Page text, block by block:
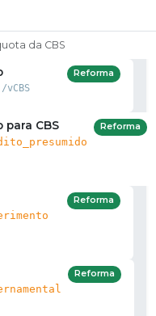
da CBS
/vCBS
Reforma
para CBS Reforma
Reforma
Reforma